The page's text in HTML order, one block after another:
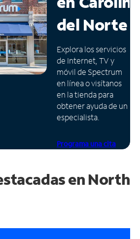
del Norte
Explora los servicios
de Internet, TV y
móvil de Spectrum
en línea o visítanos
en la tienda para
obtener ayuda de un
especialista.
Programa una cita
en North